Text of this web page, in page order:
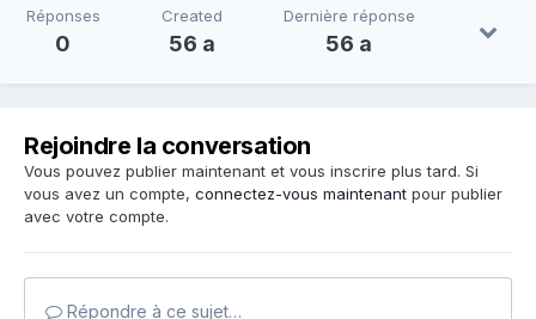
Réponses
0
Created
56 a
Dernière réponse
56 a
Rejoindre la conversation
Vous pouvez publier maintenant et vous inscrire plus tard. Si
vous avez un compte, connectez-vous maintenant pour publier
avec votre compte.
Répondre à ce sujet…